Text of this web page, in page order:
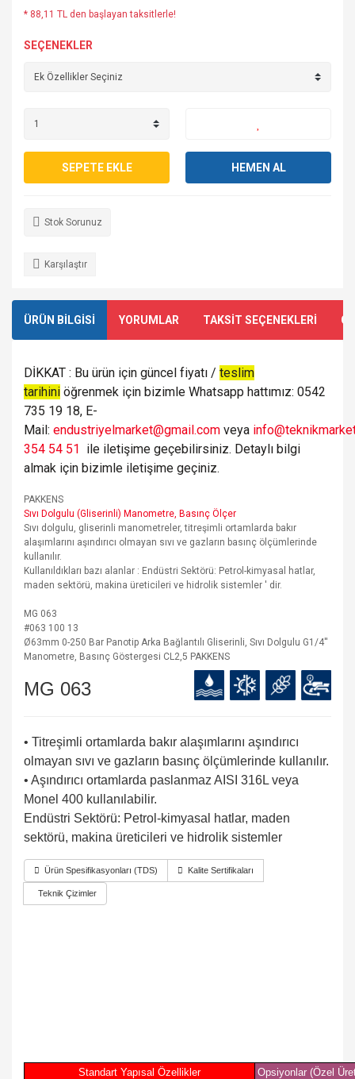
* 88,11 TL den başlayan taksitlerle!
SEÇENEKLER
SEPETE EKLE HEMEN AL
Stok Sorunuz
Karşılaştır
ÜRÜN BİLGİSİ YORUMLAR TAKSİT SEÇENEKLERİ
DİKKAT : Bu ürün için güncel fiyatı / teslim
tarihini öğrenmek için bizimle Whatsapp hattımız: 0542
735 19 18, E-
Mail: endustriyelmarket@gmail.com veya
354 54 51 ile iletişime geçebilirsiniz. Detaylı bilgi
almak için bizimle iletişime geçiniz.
PAKKENS
Sıvı Dolgulu (Gliserinli) Manometre, Basınç Ölçer
Sıvı dolgulu, gliserinli manometreler, titreşimli ortamlarda bakır
alaşımlarını aşındırıcı olmayan sıvı ve gazların basınç ölçümlerinde
kullanılır.
Kullanıldıkları bazı alanlar : Endüstri Sektörü: Petrol-kimyasal hatlar,
maden sektörü, makina üreticileri ve hidrolik sistemler ' dir.
MG 063
#063 100 13
Ø63mm 0-250 Bar Panotip Arka Bağlantılı Gliserinli, Sıvı Dolgulu G1/4''
Manometre, Basınç Göstergesi CL2,5 PAKKENS
MG 063
• Titreşimli ortamlarda bakır alaşımlarını aşındırıcı
olmayan sıvı ve gazların basınç ölçümlerinde kullanılır.
• Aşındırıcı ortamlarda paslanmaz AISI 316L veya
Monel 400 kullanılabilir.
Endüstri Sektörü: Petrol-kimyasal hatlar, maden
sektörü, makina üreticileri ve hidrolik sistemler
Ürün Spesifikasyonları (TDS) Kalite Sertifikaları
Teknik Çizimler
Standart Yapısal Özellikler
Opsiyonlar (Özel